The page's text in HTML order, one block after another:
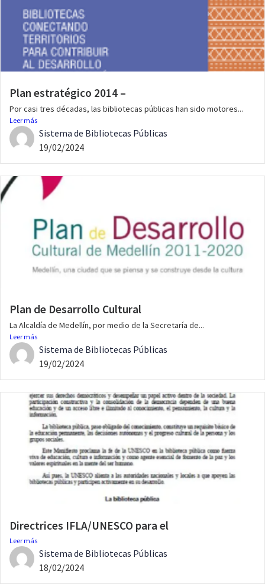
Plan estratégico 2014 –
Por casi tres décadas, las bibliotecas públicas han sido motores...
Leer más
Sistema de Bibliotecas Públicas
19/02/2024
Plan de Desarrollo Cultural
La Alcaldía de Medellín, por medio de la Secretaría de...
Leer más
Sistema de Bibliotecas Públicas
19/02/2024
Directrices IFLA/UNESCO para el
Leer más
Sistema de Bibliotecas Públicas
18/02/2024